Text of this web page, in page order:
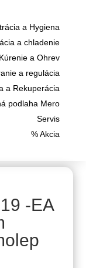
a Hygiena
a chladenie
Kúrenie a Ohrev
a regulácia
a Rekuperácia
podlaha Mero
Servis
% Akcia
-EA